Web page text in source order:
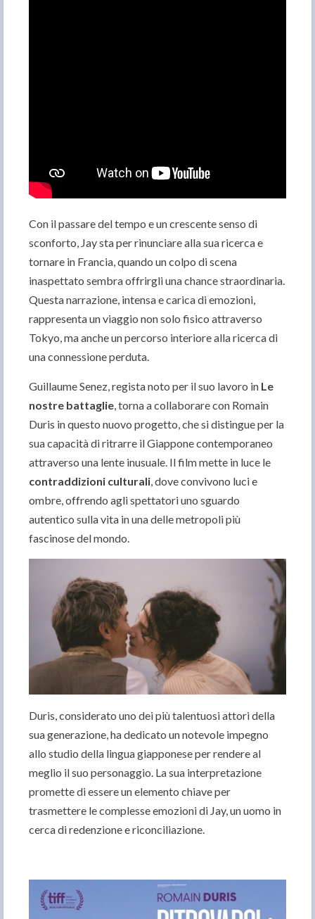
Con il passare del tempo e un crescente senso di
sconforto, Jay sta per rinunciare alla sua ricerca e
tornare in Francia, quando un colpo di scena
inaspettato sembra offrirgli una chance straordinaria.
Questa narrazione, intensa e carica di emozioni,
rappresenta un viaggio non solo fisico attraverso
Tokyo, ma anche un percorso interiore alla ricerca di
una connessione perduta.
Guillaume Senez, regista noto per il suo lavoro in Le
nostre battaglie , torna a collaborare con Romain
Duris in questo nuovo progetto, che si distingue per la
sua capacità di ritrarre il Giappone contemporaneo
attraverso una lente inusuale. Il film mette in luce le
contraddizioni culturali , dove convivono luci e
ombre, offrendo agli spettatori uno sguardo
autentico sulla vita in una delle metropoli più
fascinose del mondo.
Duris, considerato uno dei più talentuosi attori della
sua generazione, ha dedicato un notevole impegno
allo studio della lingua giapponese per rendere al
meglio il suo personaggio. La sua interpretazione
promette di essere un elemento chiave per
trasmettere le complesse emozioni di Jay, un uomo in
cerca di redenzione e riconciliazione.